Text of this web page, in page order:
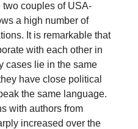
couples of USA-
a high number of
It is remarkable that
with each other in
cases lie in the same
have close political
the same language.
with authors from
increased over the